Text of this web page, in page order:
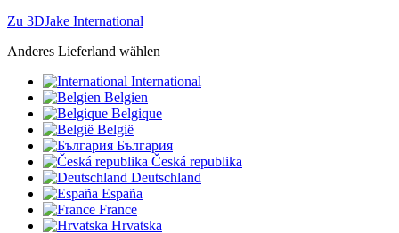
Zu 3DJake International
Anderes Lieferland wählen
International
Belgien
Belgique
België
България
Česká republika
Deutschland
España
France
Hrvatska